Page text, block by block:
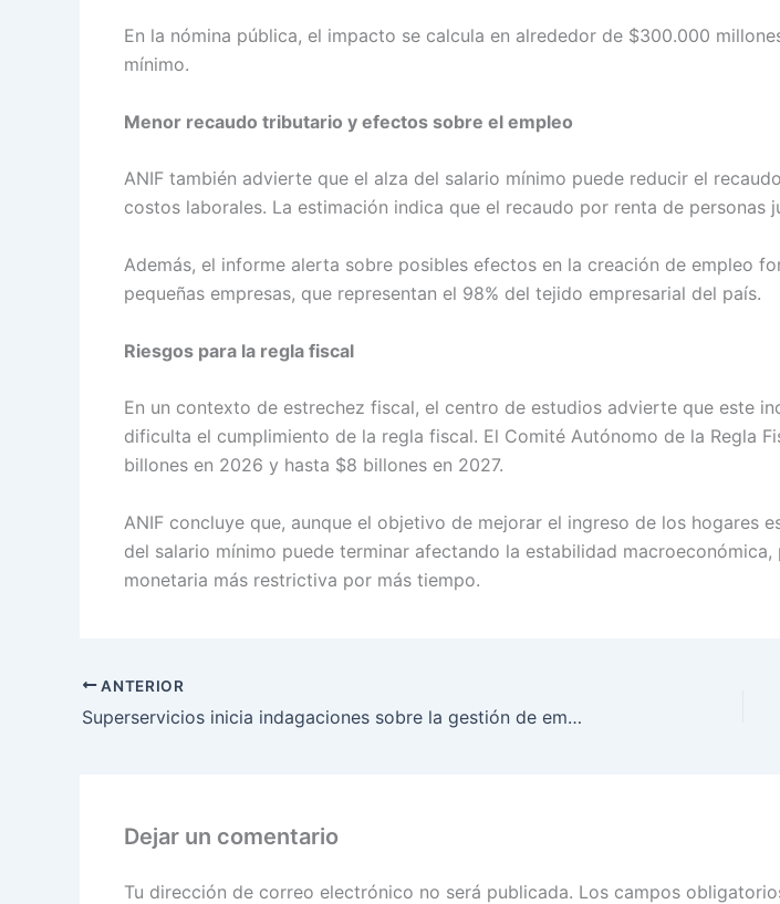
En la nómina pública, el impacto se calcula en alrededor de $300.000
mínimo.
Menor recaudo tributario y efectos sobre el empleo
ANIF también advierte que el alza del salario mínimo puede reducir el
costos laborales. La estimación indica que el recaudo por renta de
Además, el informe alerta sobre posibles efectos en la creación de empleo
pequeñas empresas, que representan el 98% del tejido empresarial del país.
Riesgos para la regla fiscal
En un contexto de estrechez fiscal, el centro de estudios advierte que este
dificulta el cumplimiento de la regla fiscal. El Comité Autónomo de la Regla
billones en 2026 y hasta $8 billones en 2027.
ANIF concluye que, aunque el objetivo de mejorar el ingreso de los hogares
del salario mínimo puede terminar afectando la estabilidad
monetaria más restrictiva por más tiempo.
ANTERIOR
Superservicios inicia indagaciones sobre la gestión de embalses de generadoras eléctricas
Dejar un comentario
Tu dirección de correo electrónico no será publicada. Los campos